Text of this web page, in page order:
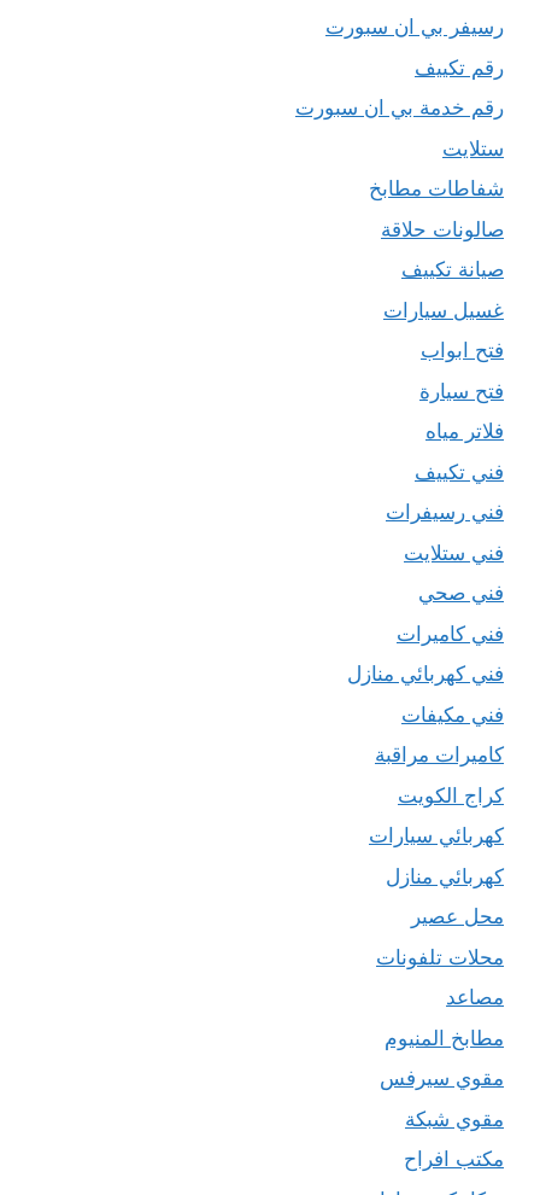
رسيفر بي ان سبورت
رقم تكييف
رقم خدمة بي ان سبورت
ستلايت
شفاطات مطابخ
صالونات حلاقة
صيانة تكييف
غسيل سيارات
فتح ابواب
فتح سيارة
فلاتر مياه
فني تكييف
فني رسيفرات
فني ستلايت
فني صحي
فني كاميرات
فني كهربائي منازل
فني مكيفات
كاميرات مراقبة
كراج الكويت
كهربائي سيارات
كهربائي منازل
محل عصير
محلات تلفونات
مصاعد
مطابخ المنيوم
مقوي سيرفس
مقوي شبكة
مكتب افراح